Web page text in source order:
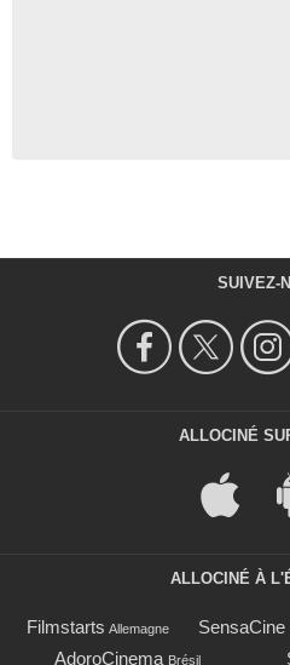
SUIVEZ-
ALLOCINÉ
ALLOCINÉ À
Filmstarts Allemagne SensaCine
AdoroCinema Brésil